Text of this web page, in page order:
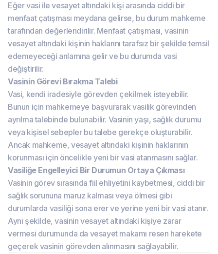
Eğer vasi ile vesayet altındaki kişi arasında ciddi bir
menfaat çatışması meydana gelirse, bu durum mahkeme
tarafından değerlendirilir. Menfaat çatışması, vasinin
vesayet altındaki kişinin haklarını tarafsız bir şekilde temsil
edemeyeceği anlamına gelir ve bu durumda vasi
değiştirilir.
Vasinin Görevi Bırakma Talebi
Vasi, kendi iradesiyle görevden çekilmek isteyebilir.
Bunun için mahkemeye başvurarak vasilik görevinden
ayrılma talebinde bulunabilir. Vasinin yaşı, sağlık durumu
veya kişisel sebepler bu talebe gerekçe oluşturabilir.
Ancak mahkeme, vesayet altındaki kişinin haklarının
korunması için öncelikle yeni bir vasi atanmasını sağlar.
Vasiliğe Engelleyici Bir Durumun Ortaya Çıkması
Vasinin görev sırasında fiil ehliyetini kaybetmesi, ciddi bir
sağlık sorununa maruz kalması veya ölmesi gibi
durumlarda vasiliği sona erer ve yerine yeni bir vasi atanır.
Aynı şekilde, vasinin vesayet altındaki kişiye zarar
vermesi durumunda da vesayet makamı resen harekete
geçerek vasinin görevden alınmasını sağlayabilir.